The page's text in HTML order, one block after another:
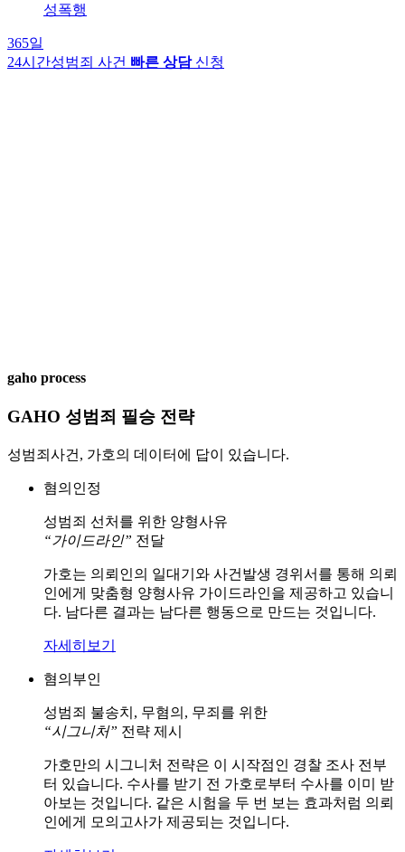
성폭행
365일
24시간성범죄 사건 빠른 상담 신청
gaho process
GAHO 성범죄 필승 전략
성범죄사건, 가호의 데이터에 답이 있습니다.
혐의인정
성범죄 선처를 위한 양형사유
“가이드라인” 전달
가호는 의뢰인의 일대기와 사건발생 경위서를 통해 의뢰
인에게 맞춤형 양형사유 가이드라인을 제공하고 있습니
다. 남다른 결과는 남다른 행동으로 만드는 것입니다.
자세히보기
혐의부인
성범죄 불송치, 무혐의, 무죄를 위한
“시그니처” 전략 제시
가호만의 시그니처 전략은 이 시작점인 경찰 조사 전부
터 있습니다. 수사를 받기 전 가호로부터 수사를 이미 받
아보는 것입니다. 같은 시험을 두 번 보는 효과처럼 의뢰
인에게 모의고사가 제공되는 것입니다.